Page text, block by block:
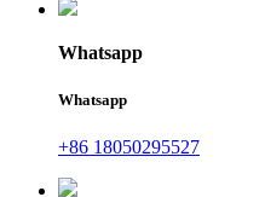
Whatsapp
Whatsapp
+86 18050295527